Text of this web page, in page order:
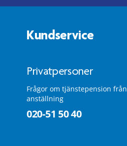
Kundservice
Privatpersoner
Frågor om tjänstepension
anställning
020-51 50 40